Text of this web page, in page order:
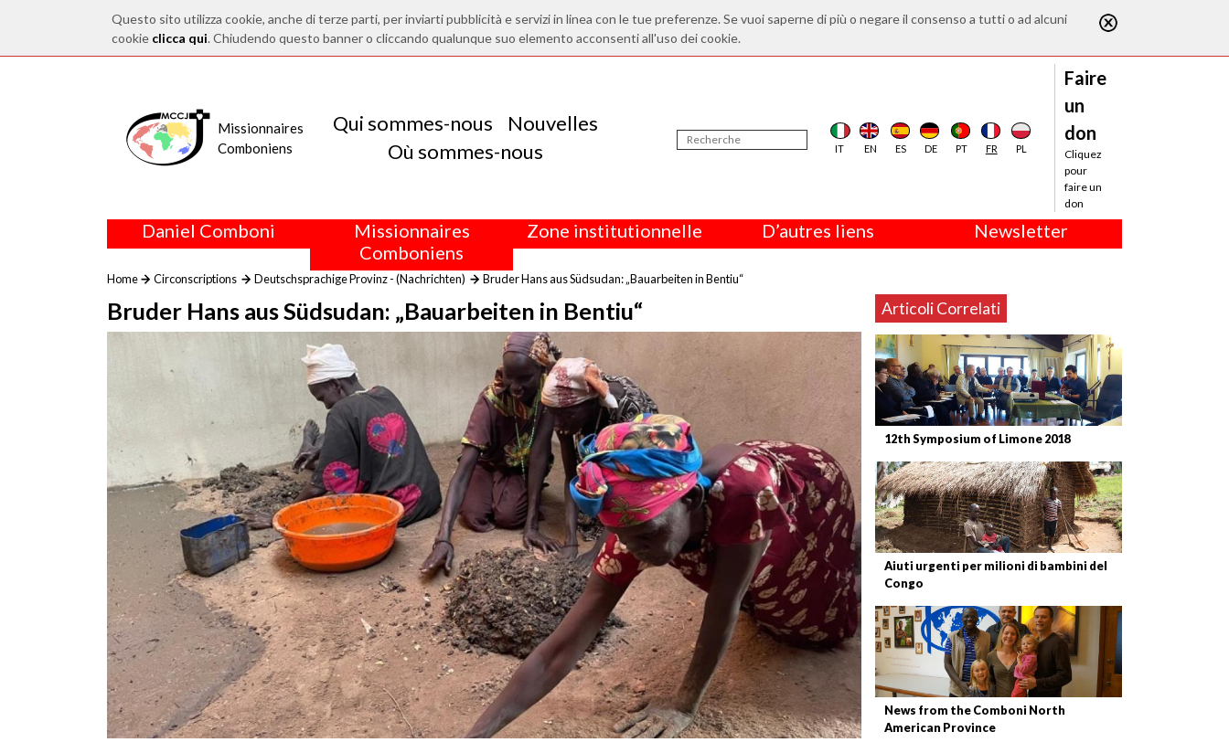
Questo sito utilizza cookie, anche di terze parti, per inviarti pubblicità e servizi in linea con le tue preferenze. Se vuoi saperne di più o negare il consenso a tutti o ad alcuni
cookie clicca qui. Chiudendo questo banner o cliccando qualunque suo elemento acconsenti all'uso dei cookie.
Missionnaires
Comboniens
Qui sommes-nous
Nouvelles
Où sommes-nous
IT EN ES DE PT FR PL
Faire
un
don
Cliquez
pour
faire un
don
Daniel Comboni
Missionnaires
Comboniens
Zone institutionnelle D’autres liens Newsletter
Home Circonscriptions Deutschsprachige Provinz - (Nachrichten) Bruder Hans aus Südsudan: „Bauarbeiten in Bentiu“
Bruder Hans aus Südsudan: „Bauarbeiten in Bentiu“ Articoli Correlati
12th Symposium of Limone 2018
Aiuti urgenti per milioni di bambini del
Congo
News from the Comboni North
American Province